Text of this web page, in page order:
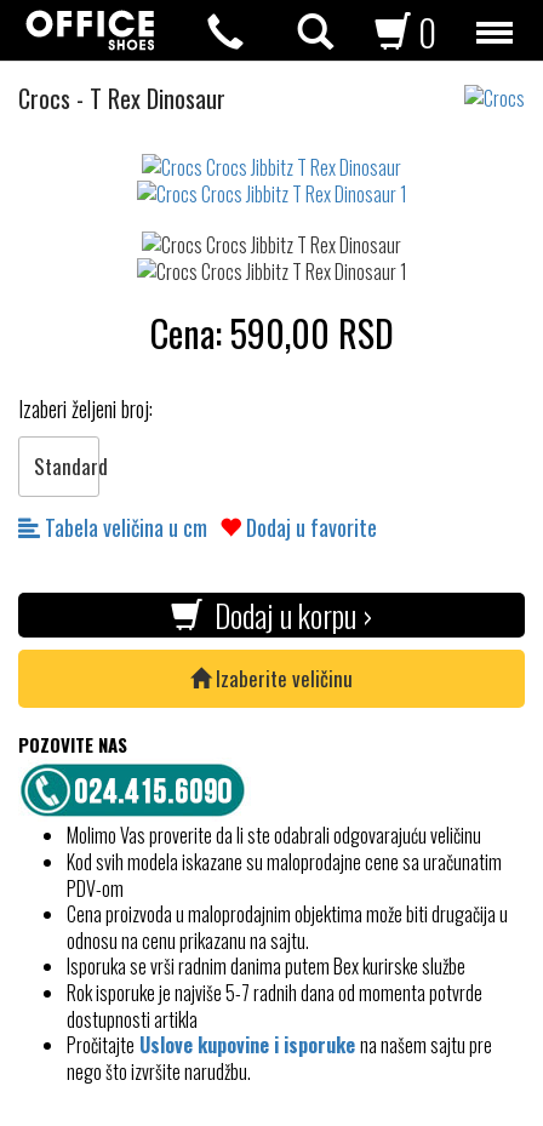
0
Crocs Crocs
- T Rex Dinosaur
Cena:590,00 RSD
Izaberi željeni broj:
Standard
Tabela veličina u cm Dodaj u favorite
Dodaj u korpu ›
Izaberite veličinu
POZOVITE NAS
Molimo Vas proverite da li ste odabrali odgovarajuću veličinu
Kod svih modela iskazane su maloprodajne cene sa uračunatim
PDV-om
Cena proizvoda u maloprodajnim objektima može biti drugačija u
odnosu na cenu prikazanu na sajtu.
Isporuka se vrši radnim danima putem Bex kurirske službe
Rok isporuke je najviše 5-7 radnih dana od momenta potvrde
dostupnosti artikla
Pročitajte Uslove kupovine i isporukena našem sajtu pre
nego što izvršite narudžbu.